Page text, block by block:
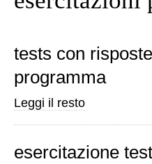
tests con
programma
tests
su
Leggi il resto
esercitazione test